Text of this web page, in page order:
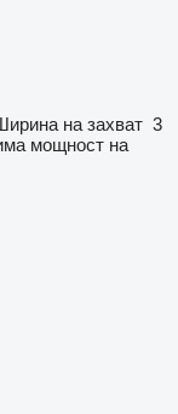
на захват 3
мощност на